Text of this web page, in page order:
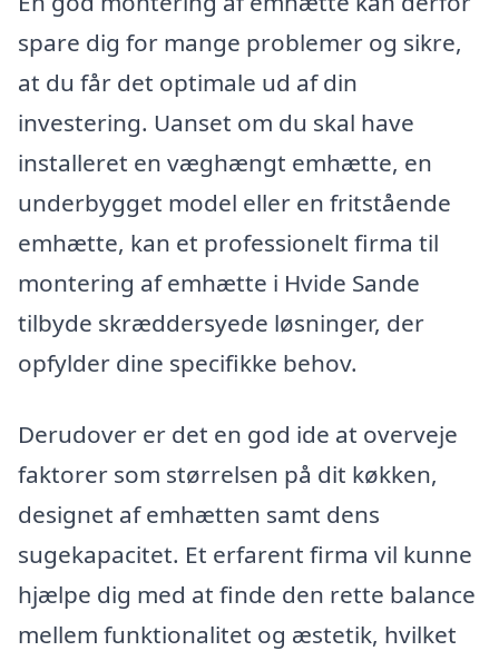
spare dig for mange problemer og sikre,
at du får det optimale ud af din
investering. Uanset om du skal have
installeret en væghængt emhætte, en
underbygget model eller en fritstående
emhætte, kan et professionelt firma til
montering af emhætte i Hvide Sande
tilbyde skræddersyede løsninger, der
opfylder dine specifikke behov.
Derudover er det en god ide at overveje
faktorer som størrelsen på dit køkken,
designet af emhætten samt dens
sugekapacitet. Et erfarent firma vil kunne
hjælpe dig med at finde den rette balance
mellem funktionalitet og æstetik, hvilket